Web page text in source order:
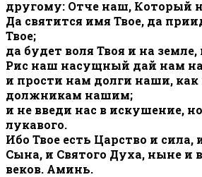
другому: Отче наш, Который
Да святится имя Твое, да
Твое;
да будет воля Твоя и на земле,
Рис наш насущный дай нам на
и прости нам долги наши,
должникам нашим;
и не введи нас в искушение,
лукавого.
Ибо Твое есть Царство и сила,
Сына, и Святого Духа, ныне и
веков. Аминь.